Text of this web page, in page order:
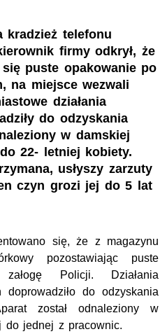
kradzież telefonu
firmy odkrył, że
puste opakowanie po
na miejsce wezwali
działania
do odzyskania
w damskiej
22- letniej kobiety.
usłyszy zarzuty
czyn grozi jej do 5 lat
się, że z magazynu
pozostawiając puste
Policji. Działania
doprowadziło do odzyskania
został odnaleziony w
do jednej z pracownic.